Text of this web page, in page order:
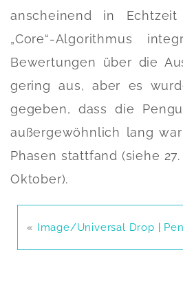
anscheinend in
„Core“-Algorithmus
Bewertungen über die
gering aus, aber es
gegeben, dass die
außergewöhnlich lang
Phasen stattfand (siehe
Oktober).
« Image/Universal Drop